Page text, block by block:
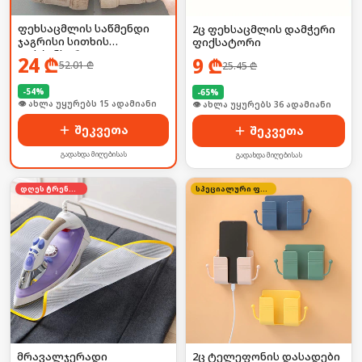
ფეხსაცმლის საწმენდი
ჯაგრისი სითხის
დისპენსერით
24₾52.01₾
-54%
🛒 ბოლო 24სთ-ში იყიდა 20-მა
შეკვეთა
გადახდა მიღებისას
2ც ფეხსაცმლის დამჭერი
ფიქსატორი
9 ₾25.45₾
-65%
🛒 ბოლო 24სთ-ში იყიდა 48-მა
შეკვეთა
გადახდა მიღებისას
დღეს ტრენდში
მრავალჯერადი
სპეციალური ფასი
2ც ტელეფონის დასადები